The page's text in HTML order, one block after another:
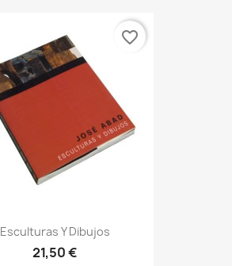
Esculturas Y Dibujos
21,50 €
favorite_border